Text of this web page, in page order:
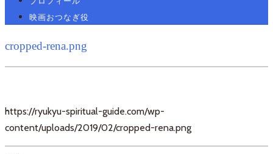
映画おつなぎ役
cropped-rena.png
https://ryukyu-spiritual-guide.com/wp-
content/uploads/2019/02/cropped-rena.png